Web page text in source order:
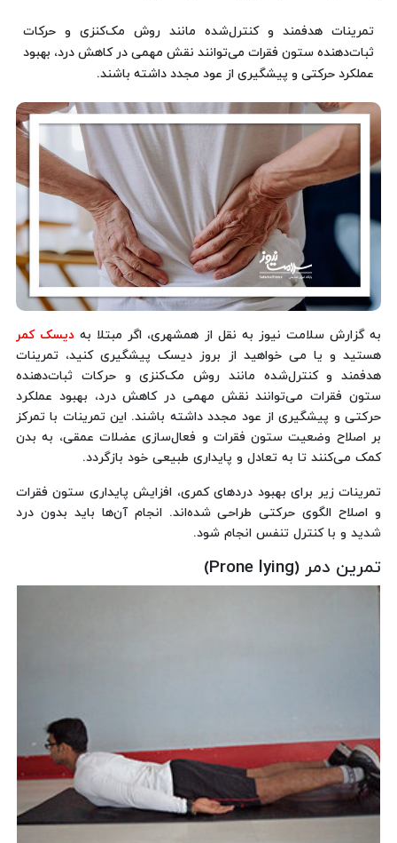
تمرینات هدفمند و کنترل‌شده مانند روش مک‌کنزی و حرکات
ثبات‌دهنده ستون فقرات می‌توانند نقش مهمی در کاهش درد، بهبود
عملکرد حرکتی و پیشگیری از عود مجدد داشته باشند.
به گزارش سلامت نیوز به نقل از همشهری، اگر مبتلا به دیسک کمر
هستید و یا می خواهید از بروز دیسک پیشگیری کنید، تمرینات
هدفمند و کنترل‌شده مانند روش مک‌کنزی و حرکات ثبات‌دهنده
ستون فقرات می‌توانند نقش مهمی در کاهش درد، بهبود عملکرد
حرکتی و پیشگیری از عود مجدد داشته باشند. این تمرینات با تمرکز
بر اصلاح وضعیت ستون فقرات و فعال‌سازی عضلات عمقی، به بدن
کمک می‌کنند تا به تعادل و پایداری طبیعی خود بازگردد.
تمرینات زیر برای بهبود دردهای کمری، افزایش پایداری ستون فقرات
و اصلاح الگوی حرکتی طراحی شده‌اند. انجام آن‌ها باید بدون درد
شدید و با کنترل تنفس انجام شود.
تمرین دمر (Prone lying)